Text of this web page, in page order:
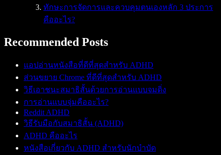
ทักษะการจัดการและควบคุมตนเองหลัก 3 ประการ
คืออะไร?
Recommended Posts
แอปอ่านหนังสือที่ดีที่สุดสำหรับ ADHD
ส่วนขยาย Chrome ที่ดีที่สุดสำหรับ ADHD
วิธีเอาชนะสมาธิสั้นด้วยการอ่านแบบจมดิ่ง
การอ่านแบบจุ่มคืออะไร?
Reddit ADHD
วิธีรับมือกับสมาธิสั้น (ADHD)
ADHD คืออะไร
หนังสือเกี่ยวกับ ADHD สำหรับนักบำบัด